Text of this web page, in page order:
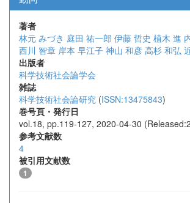
著者
林元 みづき 庭田 祐一郎 伊藤 哲史 植木 進
西川 智章 岸本 早江子 神山 和彦 高杉 和弘
出版者
科学技術社会論学会
雑誌
科学技術社会論研究 (ISSN:13475843)
巻号頁・発行日
vol.18, pp.119-127, 2020-04-30
参考文献数
4
被引用文献数
1